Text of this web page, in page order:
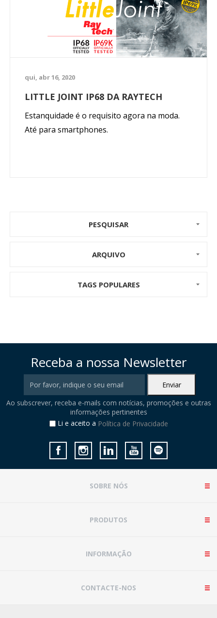
qui, abr 16, 2020
LITTLE JOINT IP68 DA RAYTECH
Estanquidade é o requisito agora na moda.
Até para smartphones.
PESQUISAR
ARQUIVO
TAGS POPULARES
Receba a nossa Newsletter
Ao subscrever, receba e-mails com notícias, promoções e outras
informações pertinentes
Li e aceito a Política de Privacidade
SOBRE NÓS
PRODUTOS
INFORMAÇÃO
CONTACTE-NOS